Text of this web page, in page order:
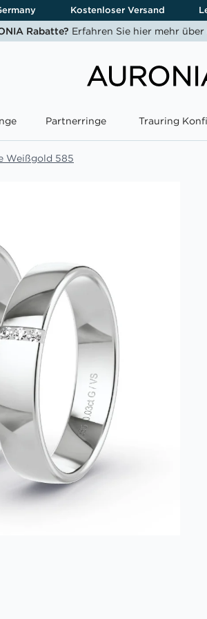
Kostenloser Versand
Rabatte? Erfahren Sie hier mehr
Partnerringe Trauring
Weißgold 585